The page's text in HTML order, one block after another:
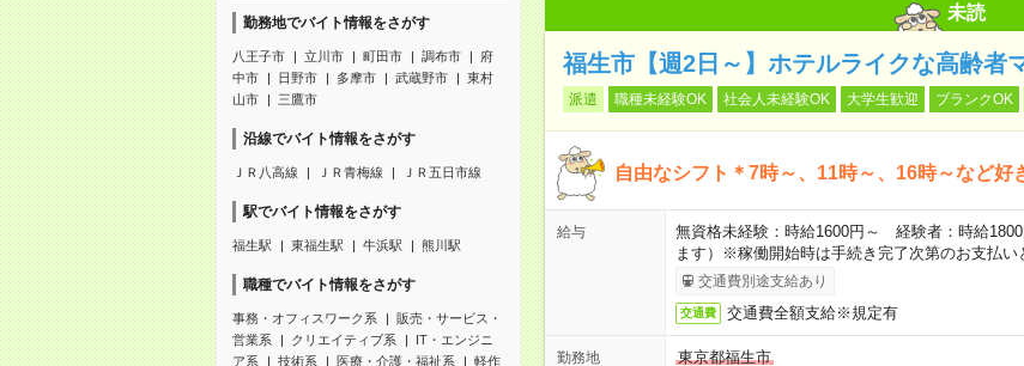
勤務地でバイト情報をさがす
八王子市 立川市 町田市 調布市
府
中市
日野市 多摩市 武蔵野市
東村
山市
三鷹市
沿線でバイト情報をさがす
ＪＲ八高線 ＪＲ青梅線 ＪＲ五日市線
駅でバイト情報をさがす
福生駅 東福生駅 牛浜駅 熊川駅
職種でバイト情報をさがす
事務・オフィスワーク系
販売・サービス・
営業系
クリエイティブ系
IT・エンジニ
ア系
技術系 医療・介護・福祉系
軽作
未読
福生市【週2日～】ホテルライクな高齢者
派遣 職種未経験OK 社会人未経験OK 大学生歓迎 ブランクOK
自由なシフト＊7時～、11時～、16時～など好
給与
無資格未経験：時給1600円～ 経験者：時給
ます）※稼働開始時は手続き完了次第のお支払い
交通費別途支給あり
交通費 交通費全額支給※規定有
勤務地
東京都福生市